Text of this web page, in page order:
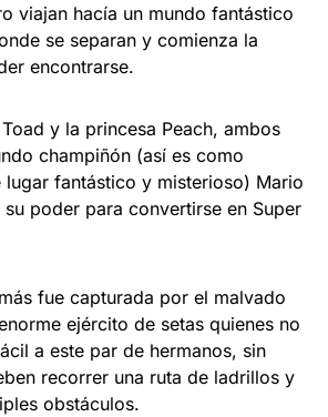
viajan hacía un mundo fantástico
se separan y comienza la
encontrarse.
y la princesa Peach, ambos
champiñón (así es como
lugar fantástico y misterioso) Mario
poder para convertirse en Super
fue capturada por el malvado
ejército de setas quienes no
a este par de hermanos, sin
recorrer una ruta de ladrillos y
obstáculos.